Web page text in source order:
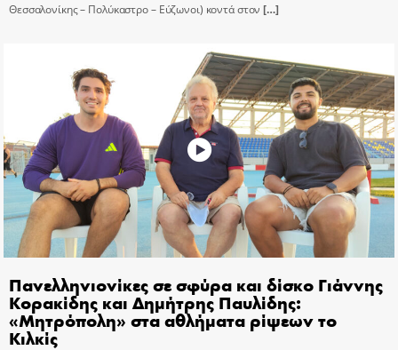
Θεσσαλονίκης – Πολύκαστρο – Εύζωνοι) κοντά στον […]
Πανελληνιονίκες σε σφύρα και δίσκο Γιάννης
Κορακίδης και Δημήτρης Παυλίδης:
«Μητρόπολη» στα αθλήματα ρίψεων το
Κιλκίς